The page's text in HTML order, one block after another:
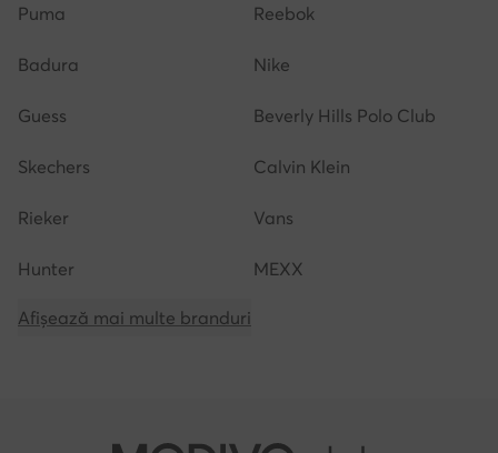
Puma Reebok
Badura Nike
Guess Beverly Hills Polo Club
Skechers Calvin Klein
Rieker Vans
Hunter MEXX
Afișează mai multe branduri